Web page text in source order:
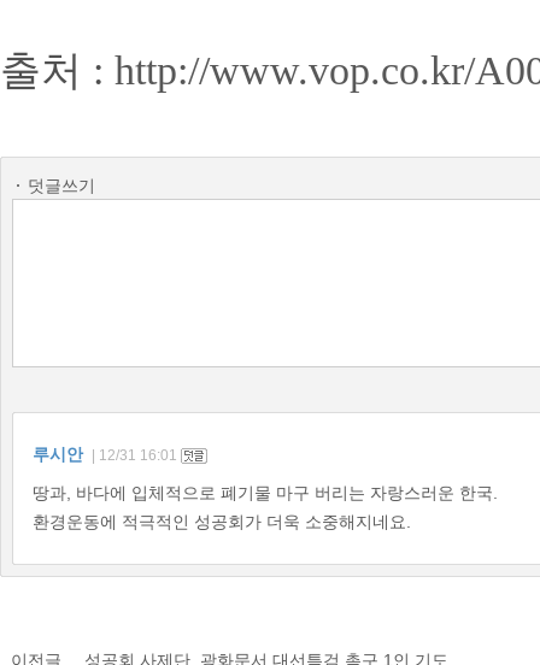
출처 : http://www.vop.co.kr/
덧글쓰기
루시안 | 12/31 16:01
땅과, 바다에 입체적으로 폐기물 마구 버리는 자랑스러운 한국.
환경운동에 적극적인 성공회가 더욱 소중해지네요.
이전글 성공회 사제단, 광화문서 대선특검 촉구 1인 기도